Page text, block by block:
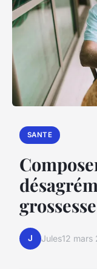
SANTE
grossesse
J Jules12 mars